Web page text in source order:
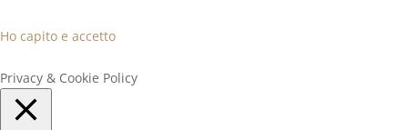
Ho capito e accetto
Privacy & Cookie Policy